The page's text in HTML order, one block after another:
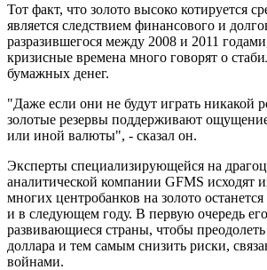
Тот факт, что золото высоко котируется
является следствием финансового и
разразившегося между 2008 и 2011
кризисные времена много говорят о
бумажных денег.
"Даже если они не будут играть никакой
золотые резервы поддерживают
или иной валюты", - сказал он.
Эксперты специализирующейся на
аналитической компании GFMS исходят
многих центробанков на золото
и в следующем году. В первую очередь
развивающиеся страны, чтобы преодолеть
доллара и тем самым снизить риски,
войнами.